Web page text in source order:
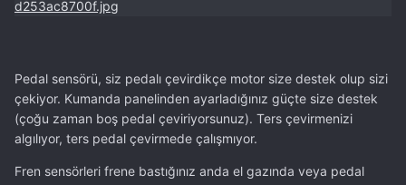
Pedal sensörü, siz pedalı çevirdikçe motor size destek olup sizi
çekiyor. Kumanda panelinden ayarladığınız güçte size destek
(çoğu zaman boş pedal çeviriyorsunuz). Ters çevirmenizi
algılıyor, ters pedal çevirmede çalışmıyor.
Fren sensörleri frene bastığınız anda el gazında veya pedal